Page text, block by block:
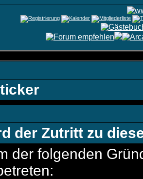
der Zutritt zu
der folgenden